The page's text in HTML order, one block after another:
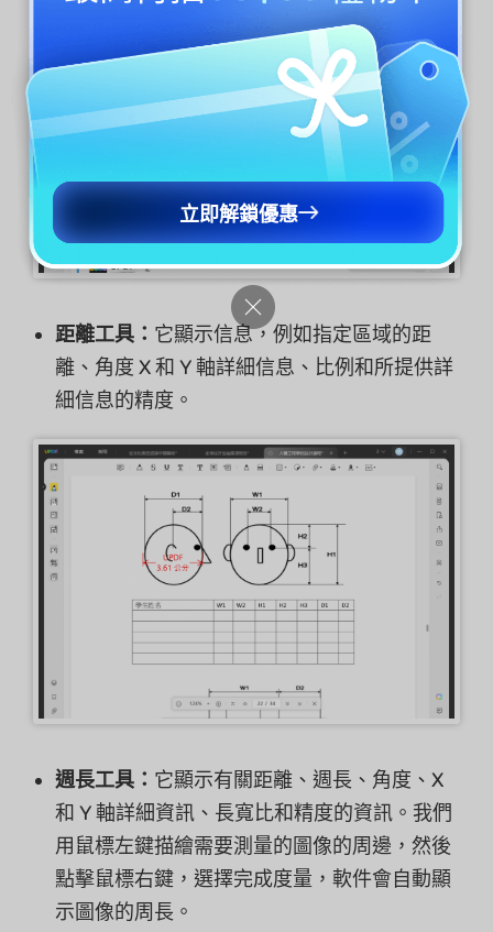
距離工具： 它顯示信息，例如指定區域的距
離、角度 X 和 Y 軸詳細信息、比例和所提供詳
細信息的精度。
週長工具： 它顯示有關距離、週長、角度、X
和 Y 軸詳細資訊、長寬比和精度的資訊。我們
用鼠標左鍵描繪需要測量的圖像的周邊，然後
點擊鼠標右鍵，選擇完成度量，軟件會自動顯
示圖像的周長。
立即解鎖優惠